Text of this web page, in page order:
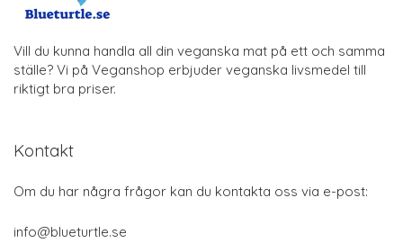
Vill du kunna handla all din veganska mat på ett och samma
ställe? Vi på Veganshop erbjuder veganska livsmedel till
riktigt bra priser.
Kontakt
Om du har några frågor kan du kontakta oss via e-post:
info@blueturtle.se